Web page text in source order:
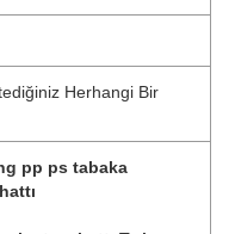
Herhangi Bir
pp ps tabaka